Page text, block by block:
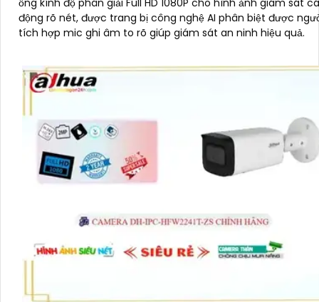
động rõ nét, được trang bị công nghệ AI phân biệt được
tích hợp mic ghi âm to rõ giúp giám sát an ninh hiệu quả.